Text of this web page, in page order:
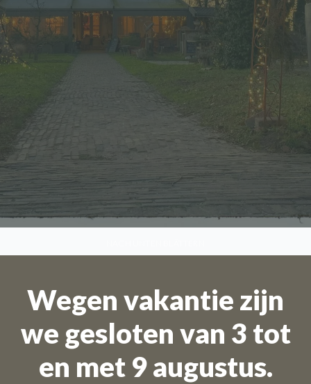
Wegen vakantie zijn
we gesloten van 3 tot
en met 9 augustus.